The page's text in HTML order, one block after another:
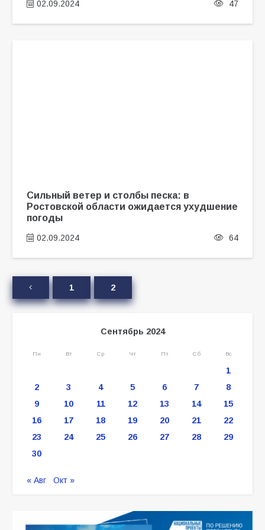
02.09.2024 47
Сильный ветер и столбы песка: в
Ростовской области ожидается ухудшение
погоды
02.09.2024 64
1 2
Сентябрь 2024
Пн Вт Ср Чт Пт Сб Вс
1
2
3 4 5 6 7
8
9
10 11 12 13 14
15
16
17 18 19 20 21
22
23
24 25 26 27 28
29
30
« Авг Окт »